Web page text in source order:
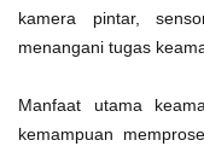
kamera pintar,
menangani tugas
Manfaat utama
kemampuan